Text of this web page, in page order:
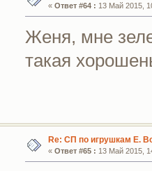
« Ответ #64 : 13 Май 2015,
Женя, мне
такая
Re: СП по игрушкам Е.
« Ответ #65 : 13 Май 2015,